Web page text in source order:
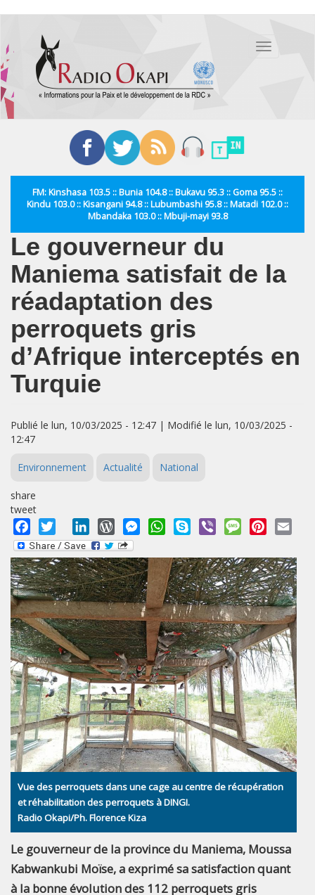
contenu
principal
Toggle
FM: Kinshasa 103.5 :: Bunia 104.8 :: Bukavu 95.3 :: Goma 95.5 ::
Kindu 103.0 :: Kisangani 94.8 :: Lubumbashi 95.8 :: Matadi 102.0 ::
Mbandaka 103.0 :: Mbuji-mayi 93.8
Le gouverneur du
Maniema satisfait de la
réadaptation des
perroquets gris
d’Afrique interceptés en
Turquie
Publié le lun, 10/03/2025 - 12:47 | Modifié le lun, 10/03/2025 -
12:47
Environnement Actualité National
share
tweet
Facebook
Twitter LinkedInWordPressMessengerWhatsApp
Skype Viber MessagePinterest
Vue des perroquets dans une cage au centre de récupération
et réhabilitation des perroquets à DINGI.
Radio Okapi/Ph. Florence Kiza
Le gouverneur de la province du Maniema, Moussa
Kabwankubi Moïse, a exprimé sa satisfaction quant
à la bonne évolution des 112 perroquets gris